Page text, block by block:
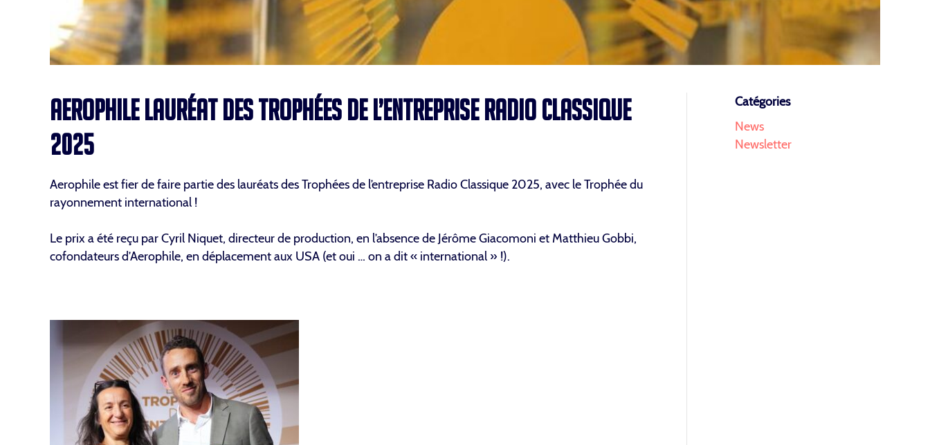
AEROPHILE LAURÉAT DES TROPHÉES DE L’ENTREPRISE RADIO CLASSIQUE
2025
Aerophile est fier de faire partie des lauréats des Trophées de l’entreprise Radio Classique 2025, avec le Trophée du
rayonnement international !
Le prix a été reçu par Cyril Niquet, directeur de production, en l’absence de Jérôme Giacomoni et Matthieu Gobbi,
cofondateurs d’Aerophile, en déplacement aux USA (et oui … on a dit « international » !).
Catégories
News
Newsletter